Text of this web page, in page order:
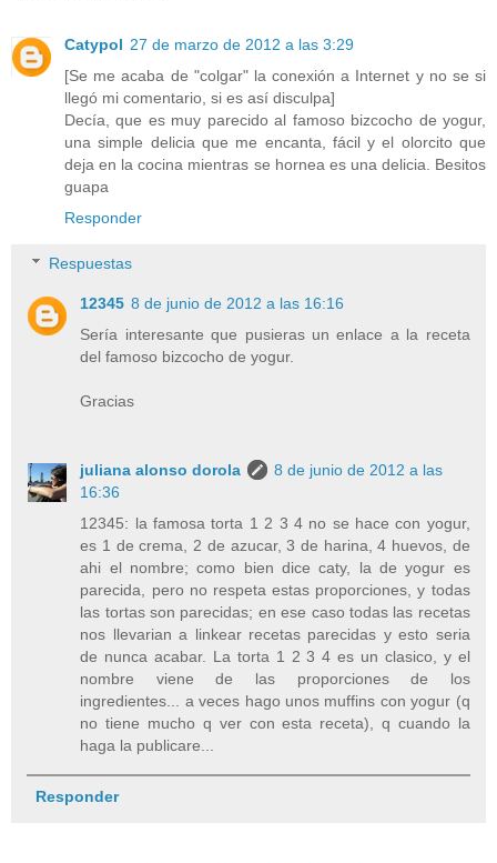
Catypol 27 de marzo de 2012 a las 3:29
[Se me acaba de "colgar" la conexión a Internet y no se si
llegó mi comentario, si es así disculpa]
Decía, que es muy parecido al famoso bizcocho de yogur,
una simple delicia que me encanta, fácil y el olorcito que
deja en la cocina mientras se hornea es una delicia. Besitos
guapa
Responder
Respuestas
12345 8 de junio de 2012 a las 16:16
Sería interesante que pusieras un enlace a la receta
del famoso bizcocho de yogur.
Gracias
juliana alonso dorola
8 de junio de 2012 a las
16:36
12345: la famosa torta 1 2 3 4 no se hace con yogur,
es 1 de crema, 2 de azucar, 3 de harina, 4 huevos, de
ahi el nombre; como bien dice caty, la de yogur es
parecida, pero no respeta estas proporciones, y todas
las tortas son parecidas; en ese caso todas las recetas
nos llevarian a linkear recetas parecidas y esto seria
de nunca acabar. La torta 1 2 3 4 es un clasico, y el
nombre viene de las proporciones de los
ingredientes... a veces hago unos muffins con yogur (q
no tiene mucho q ver con esta receta), q cuando la
haga la publicare...
Responder